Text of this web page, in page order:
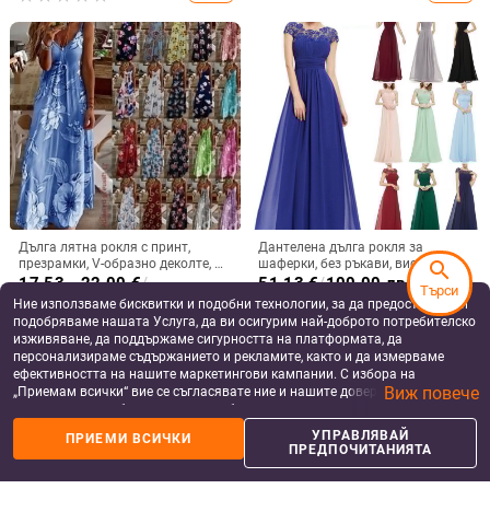
Дълга лятна рокля с принт,
презрамки, V-образно деколте, А-
линия, без ръкав, талия средна;
материя памук-смес и полиестер
17.53 - 22.00€/
34.29 - 43.03 лв
add_shopping_cart
Дантелена дълга рокля за
шаферки, без ръкави, висока
талия, дълга вечерна рокля;
полиестерна дантела
51.13€/100.00 лв
add_shopping_cart
Ние използваме бисквитки и подобни технологии, за да предоставяме и
подобряваме нашата Услуга, да ви осигурим най-доброто потребителско
изживяване, да поддържаме сигурността на платформата, да
персонализираме съдържанието и рекламите, както и да измерваме
ефективността на нашите маркетингови кампании. С избора на
„Приемам всички“ вие се съгласявате ние и нашите доверени партньори
да съхраняваме бисквитки и подобни технологии на вашето устройство
за рекламни и аналитични цели. Можете по всяко време да управлявате
своите предпочитания, като натиснете „Управлявай предпочитанията“.
За повече информация, моля, вижте нашата
данните.
Виж повече
ПРИЕМИ ВСИЧКИ
УПРАВЛЯВАЙ
ПРЕДПОЧИТАНИЯТА
search
Търси